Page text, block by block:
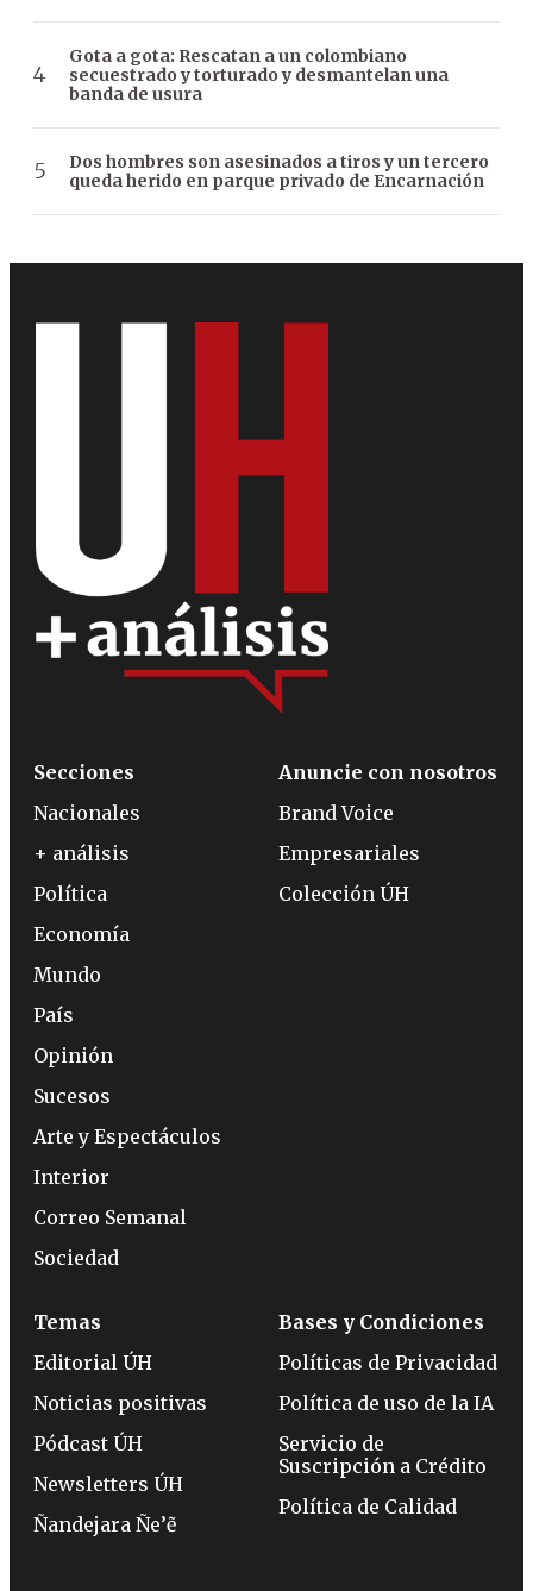
Gota a gota: Rescatan a un colombiano
secuestrado y torturado y desmantelan una
banda de usura
Dos hombres son asesinados a tiros y un tercero
queda herido en parque privado de Encarnación
Secciones
Nacionales
+ análisis
Política
Economía
Mundo
País
Opinión
Sucesos
Arte y Espectáculos
Interior
Correo Semanal
Sociedad
Anuncie con nosotros
Brand Voice
Empresariales
Colección ÚH
Temas
Editorial ÚH
Noticias positivas
Pódcast ÚH
Newsletters ÚH
Ñandejara Ñe’ẽ
Bases y Condiciones
Políticas de Privacidad
Política de uso de la IA
Servicio de
Suscripción a Crédito
Política de Calidad